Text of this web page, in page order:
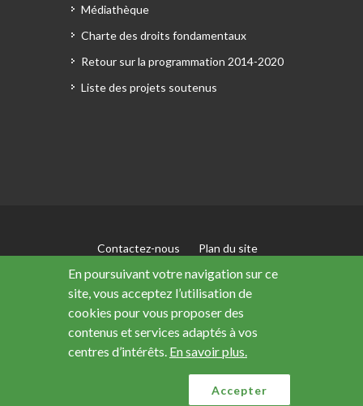
En poursuivant votre navigation sur ce
site, vous acceptez l’utilisation de
cookies pour vous proposer des
contenus et services adaptés à vos
centres d’intérêts. En savoir plus.
Accepter
Médiathèque
Charte des droits fondamentaux
Retour sur la programmation 2014-2020
Liste des projets soutenus
Contactez-nous
Plan du site
Mentions légales
Accessibilité : non conforme
Données personnelles
Ce site a été financé avec le soutien de l’Union
européenne